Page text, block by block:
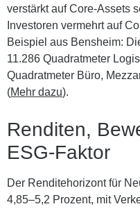
verstärkt auf Core-Assets
Investoren vermehrt auf
Beispiel aus Bensheim:
11.286 Quadratmeter
Quadratmeter Büro,
(Mehr dazu).
Renditen,
ESG-Faktor
Der Renditehorizont für
4,85–5,2 Prozent, mit